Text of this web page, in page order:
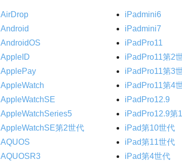
AirDrop
Android
AndroidOS
AppleID
ApplePay
AppleWatch
AppleWatchSE
AppleWatchSeries5
AppleWatchSE第2世代
AQUOS
AQUOSR3
iPadmini6
iPadmini7
iPadPro11
iPadPro11第2
iPadPro11第3
iPadPro11第4
iPadPro12.9
iPadPro12.9第
iPad第10世代
iPad第11世代
iPad第4世代